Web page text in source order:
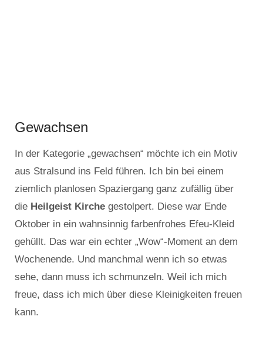
Gewachsen
In der Kategorie „gewachsen“ möchte ich ein Motiv
aus Stralsund ins Feld führen. Ich bin bei einem
ziemlich planlosen Spaziergang ganz zufällig über
die Heilgeist Kirche gestolpert. Diese war Ende
Oktober in ein wahnsinnig farbenfrohes Efeu-Kleid
gehüllt. Das war ein echter „Wow“-Moment an dem
Wochenende. Und manchmal wenn ich so etwas
sehe, dann muss ich schmunzeln. Weil ich mich
freue, dass ich mich über diese Kleinigkeiten freuen
kann.